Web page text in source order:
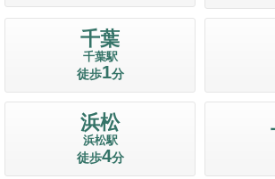
千葉
千葉駅
徒歩1分
浜松
浜松駅
徒歩4分